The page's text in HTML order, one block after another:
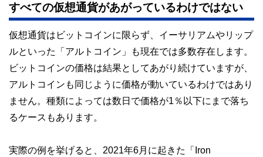
すべての仮想通貨があがっているわけではない
仮想通貨はビットコインに限らず、イーサリアムやリップ
ルといった「アルトコイン」も現在では多数存在します。
ビットコインの価格は結果としてあがり続けていますが、
アルトコインも同じように価格が動いているわけではあり
ません。種類によっては数日で価格が1％以下にまで落ち
るケースもあります。
実際の例を挙げると、2021年6月に起きた「Iron